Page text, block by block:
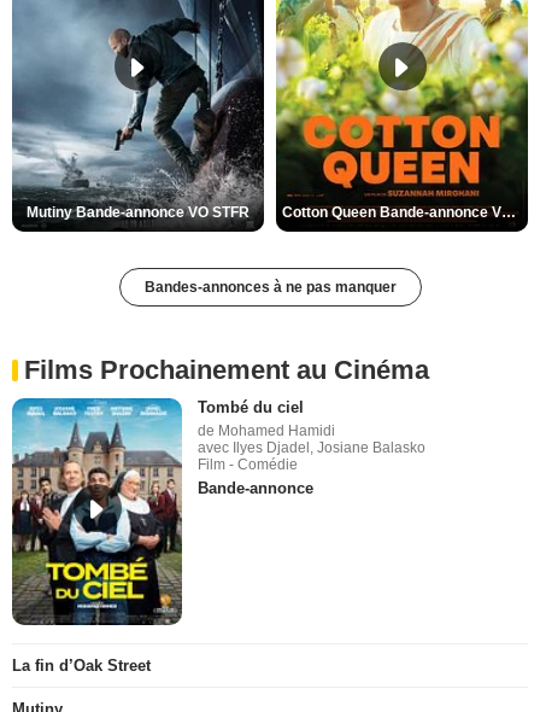
Mutiny Bande-annonce VO STFR Cotton Queen Bande-annonce VO STFR
Bandes-annonces à ne pas manquer
Films Prochainement au Cinéma
Tombé du ciel
de Mohamed Hamidi
avec Ilyes Djadel, Josiane Balasko
Film - Comédie
Bande-annonce
La fin d’Oak Street